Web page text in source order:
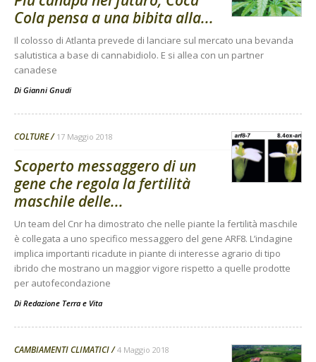
Cola pensa a una bibita alla...
Il colosso di Atlanta prevede di lanciare sul mercato una bevanda
salutistica a base di cannabidiolo. E si allea con un partner
canadese
Di Gianni Gnudi
COLTURE 17 Maggio 2018
Scoperto messaggero di un
gene che regola la fertilità
maschile delle...
Un team del Cnr ha dimostrato che nelle piante la fertilità maschile
è collegata a uno specifico messaggero del gene ARF8. L’indagine
implica importanti ricadute in piante di interesse agrario di tipo
ibrido che mostrano un maggior vigore rispetto a quelle prodotte
per autofecondazione
Di Redazione Terra e Vita
CAMBIAMENTI CLIMATICI 4 Maggio 2018